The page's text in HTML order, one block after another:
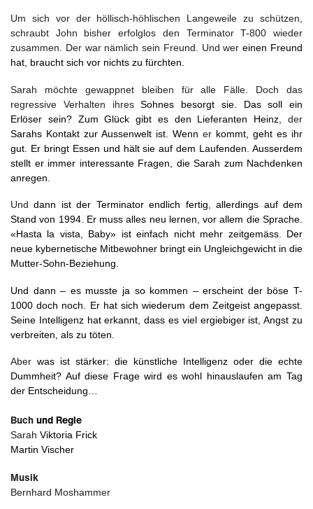
Um sich vor der höllisch-höhlischen Langeweile zu schützen,
schraubt John bisher erfolglos den Terminator T-800 wieder
zusammen. Der war nämlich sein Freund. Und wer einen Freund
hat, braucht sich vor nichts zu fürchten.
Sarah möchte gewappnet bleiben für alle Fälle. Doch das
regressive Verhalten ihres
Sohnes besorgt sie. Das soll
ein
Erlöser sein? Zum Glück gibt es den Lieferanten Heinz,der
Sarahs Kontakt zur Aussenwelt ist. Wenn er kommt, geht es ihr
gut.
Er bringt Essen und hält sie auf dem Laufenden. Ausserdem
stellt er immer interessante Fragen, die Sarah zum Nachdenken
anregen.
Und dann ist der Terminator endlich fertig, allerdings auf dem
Stand von 1994. Er muss alles neu lernen, vor allem die Sprache.
«Hasta la vista, Baby» ist einfach nicht mehr zeitgemäss. Der
neue kybernetische Mitbewohner bringt ein Ungleichgewicht in die
Mutter-Sohn-Beziehung.
Und dann – es musste ja so kommen – erscheint der böse T-
1000 doch noch. Er hat sich wiederum dem Zeitgeist angepasst.
Seine Intelligenz hat erkannt, dass es viel ergiebiger ist, Angst zu
verbreiten, als zu töten.
Aber was ist stärker: die künstliche Intelligenz oder die echte
Dummheit? Auf diese Frage wird es wohl hinauslaufen am Tag
der Entscheidung…
Buchund Regie
Sarah Viktoria Frick
Martin Vischer
Musik
Bernhard Moshammer